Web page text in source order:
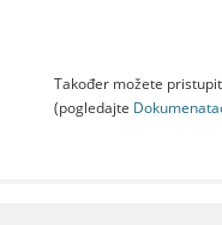
Također možete
(pogledajte